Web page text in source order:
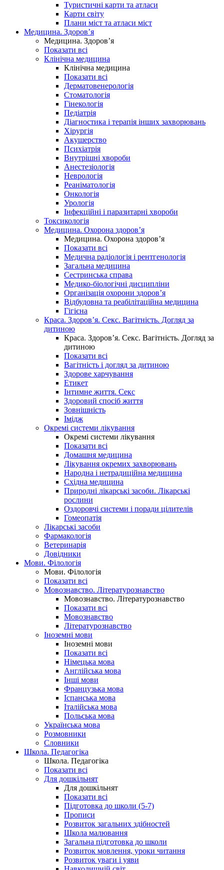
Туристичні карти та атласи
Карти світу
Плани міст та атласи міст
Медицина. Здоров’я
Медицина. Здоров’я
Показати всі
Клінічна медицина
Клінічна медицина
Показати всі
Дерматовенерологія
Стоматологія
Гінекологія
Педіатрія
Діагностика і терапія інших захворювань
Хірургія
Акушерство
Психіатрія
Внутрішні хвороби
Анестезіологія
Неврологія
Реаніматологія
Онкологія
Урологія
Інфекційні і паразитарні хвороби
Токсикологія
Медицина. Охорона здоров’я
Медицина. Охорона здоров’я
Показати всі
Медична радіологія і рентгенологія
Загальна медицина
Сестринська справа
Медико-біологічні дисципліни
Організація охорони здоров’я
Відбудовна та реабілітаційна медицина
Гігієна
Краса. Здоров’я. Секс. Вагітність. Догляд за
дитиною
Краса. Здоров’я. Секс. Вагітність. Догляд за
дитиною
Показати всі
Вагітність і догляд за дитиною
Здорове харчування
Етикет
Інтимне життя. Секс
Здоровий спосіб життя
Зовнішність
Імідж
Окремі системи лікування
Окремі системи лікування
Показати всі
Домашня медицина
Лікування окремих захворювань
Народна і нетрадиційна медицина
Східна медицина
Природні лікарські засоби. Лікарські
рослини
Оздоровчі системи і поради цілителів
Гомеопатія
Лікарські засоби
Фармакологія
Ветеринарія
Довідники
Мови. Філологія
Мови. Філологія
Показати всі
Мовознавство. Літературознавство
Мовознавство. Літературознавство
Показати всі
Мовознавство
Літературознавство
Іноземні мови
Іноземні мови
Показати всі
Німецька мова
Англійська мова
Інші мови
Французька мова
Іспанська мова
Італійська мова
Польська мова
Українська мова
Розмовники
Словники
Школа. Педагогіка
Школа. Педагогіка
Показати всі
Для дошкільнят
Для дошкільнят
Показати всі
Підготовка до школи (5-7)
Прописи
Розвиток загальних здібностей
Школа малювання
Загальна підготовка до школи
Розвиток мовлення, уроки читання
Розвиток уваги і уяви